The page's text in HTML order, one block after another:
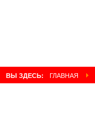
ВЫ ЗДЕСЬ: ГЛАВНАЯ